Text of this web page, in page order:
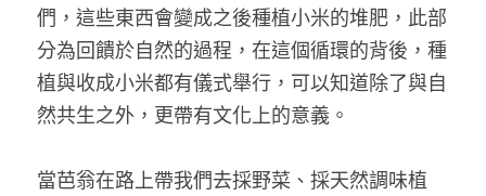
們，這些東西會變成之後種植小米的堆肥，此部
分為回饋於自然的過程，在這個循環的背後，種
植與收成小米都有儀式舉行，可以知道除了與自
然共生之外，更帶有文化上的意義。
當芭翁在路上帶我們去採野菜、採天然調味植